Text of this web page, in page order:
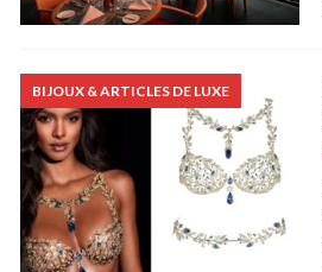
BIJOUX & ARTICLES DE LUXE